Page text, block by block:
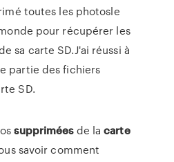
toutes les photosle
pour récupérer les
sa carte SD.J'ai réussi à
partie des fichiers
SD.
suppriméesde lacarte
savoir comment